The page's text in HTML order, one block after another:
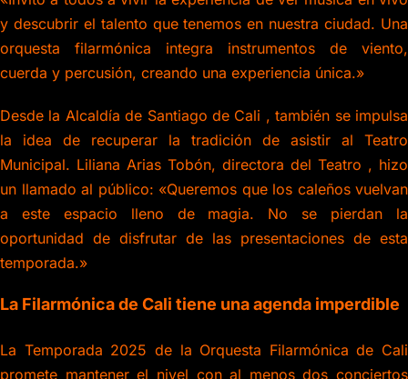
y descubrir el talento que tenemos en nuestra ciudad. Una
orquesta filarmónica integra instrumentos de viento,
cuerda y percusión, creando una experiencia única.»
Desde la Alcaldía de Santiago de Cali , también se impulsa
la idea de recuperar la tradición de asistir al Teatro
Municipal. Liliana Arias Tobón, directora del Teatro , hizo
un llamado al público: «Queremos que los caleños vuelvan
a este espacio lleno de magia. No se pierdan la
oportunidad de disfrutar de las presentaciones de esta
temporada.»
La Filarmónica de Cali tiene una agenda imperdible
La Temporada 2025 de la Orquesta Filarmónica de Cali
promete mantener el nivel con al menos dos conciertos